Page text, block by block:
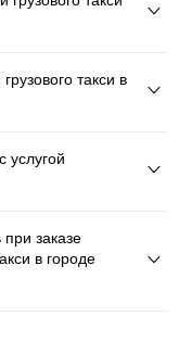
такси в
услугой
заказе
в городе